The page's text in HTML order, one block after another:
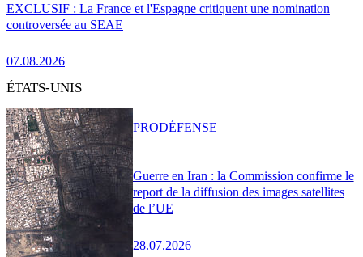
EXCLUSIF : La France et l'Espagne critiquent une nomination
controversée au SEAE
07.08.2026
ÉTATS-UNIS
Guerre en Iran : la Commission confirme le
report de la diffusion des images satellites
de l’UE
28.07.2026
PRODÉFENSE